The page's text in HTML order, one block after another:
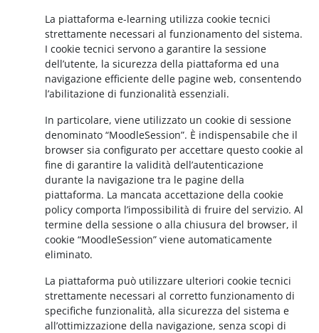
La piattaforma e-learning utilizza cookie tecnici
strettamente necessari al funzionamento del sistema.
I cookie tecnici servono a garantire la sessione
dell’utente, la sicurezza della piattaforma ed una
navigazione efficiente delle pagine web, consentendo
l’abilitazione di funzionalità essenziali.
In particolare, viene utilizzato un cookie di sessione
denominato “MoodleSession”. È indispensabile che il
browser sia configurato per accettare questo cookie al
fine di garantire la validità dell’autenticazione
durante la navigazione tra le pagine della
piattaforma. La mancata accettazione della cookie
policy comporta l’impossibilità di fruire del servizio. Al
termine della sessione o alla chiusura del browser, il
cookie “MoodleSession” viene automaticamente
eliminato.
La piattaforma può utilizzare ulteriori cookie tecnici
strettamente necessari al corretto funzionamento di
specifiche funzionalità, alla sicurezza del sistema e
all’ottimizzazione della navigazione, senza scopi di